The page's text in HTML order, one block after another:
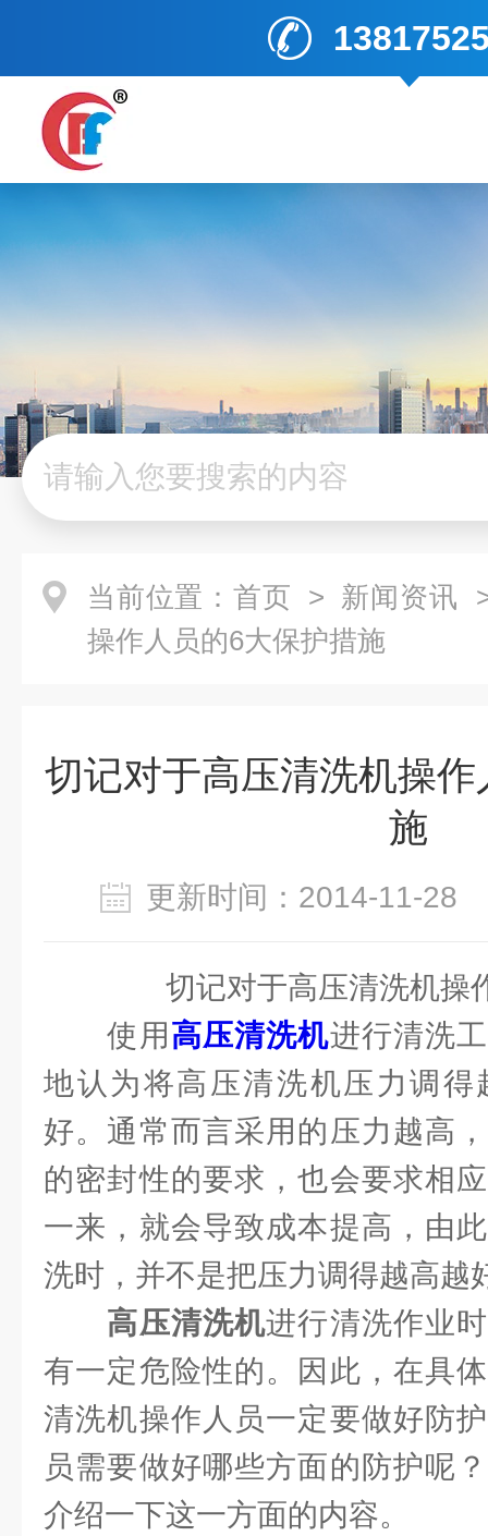
当前位置： 首页 > 新闻资讯
操作人员的6大保护措施
切记对于高压清洗机操
施
更新时间：2014-11-
切记对于高压清洗机操
使用 高压清洗机进行清洗
地认为将高压清洗机压力调得
好。通常而言采用的压力越高
的密封性的要求，也会要求相
一来，就会导致成本提高，由
洗时，并不是把压力调得越高越
高压清洗机进行清洗作业
有一定危险性的。因此，在具
清洗机操作人员一定要做好防
员需要做好哪些方面的防护呢
介绍一下这一方面的内容。